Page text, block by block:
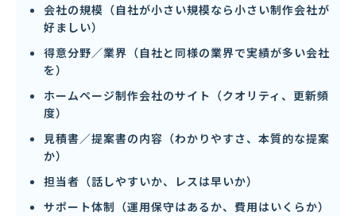
会社の規模（自社が小さい規模なら小さい制作会社が
好ましい）
得意分野／業界（自社と同様の業界で実績が多い会社
を）
ホームページ制作会社のサイト（クオリティ、更新頻
度）
見積書／提案書の内容（わかりやすさ、本質的な提案
か）
担当者（話しやすいか、レスは早いか）
サポート体制（運用保守はあるか、費用はいくらか）